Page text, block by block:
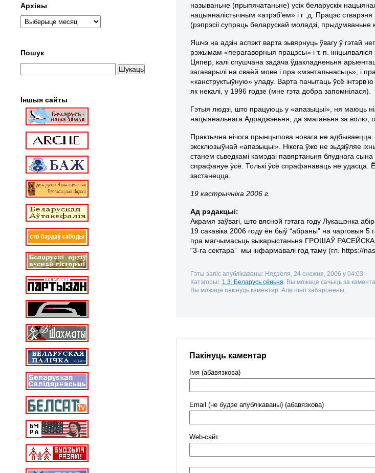
называньне (прыпячатаньне) усіх беларускіх
нацыяналістычным «атрэб’ем» і г .д. Працэс
(рэпрэсіі супраць беларускай моладзі,
Яшчэ на адзін аспэкт варта зьвярнуць ўвагу ў гэтай
рэжымам «перагаворныя працэсы» і т. п. ініцыяваліся
Цяпер, калі спушчана задача ўдакладненьня
загаварылі на сваёй мове і пра «мэнтальнасьць», і
«канструктыўную» уладу. Варта пачытаць ўсё
як некалі, у 1996 годзе (мне гэта добра запомнілася).
Гэтыя людзі, што працуюць у «апазыцыі», ня маюць
нацыянальнага Адраджэньня, да змаганьня за волю,
Практычна нічога прынцыпова новага не
эксклюзыўнай «апазыцыі». Нікога ўжо не зьдзіўляе
станем сьведкамі камэдаі павяртаньня блуднага
спрафануе ўсё. Толькі ўсё спрафанаваць не удасца.
застанецца.
19 кастрычніка 2006 г.
Ад рэдакцыі:
Акрамя заўвагі, што вясной гэтага году Лукашэнка
19 сакавіка 2006 году ён быў “абраны” на чарговыя
пра магчымасьць выкарыстаньня ГРОШАЎ
“3-га сектара” мы інфармавалі год таму (гл. https://
Гэты запіс апублікаваны: Нядзеля, 24 снежня, 2006 у 04:03
Катэгорыі: 1.3. Беларусь сёньня . Вы можаце сачыць за
Вы можаце пакінуць каментар. Але пінгі забаронены.
Пакінуць каментар
Імя (абавязкова)
Email (не будзе апублікаваны) (абавязкова)
Web-cайт
Архівы
Пошук
Іншыя сайты